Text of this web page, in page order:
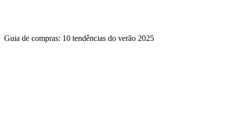
Guia de compras: 10 tendências do verão 2025